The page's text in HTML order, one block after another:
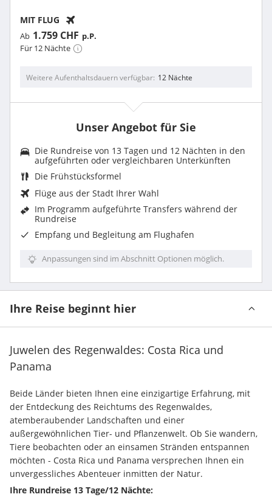
MIT FLUG
Ab 1.759 CHF p.P.
Für 12 Nächte
Weitere Aufenthaltsdauern verfügbar 12 Nächte
Unser Angebot für Sie
Die Rundreise von 13 Tagen und 12 Nächten in den
aufgeführten oder vergleichbaren Unterkünften
Die Frühstücksformel
Flüge aus der Stadt Ihrer Wahl
Im Programm aufgeführte Transfers während der
Rundreise
Empfang und Begleitung am Flughafen
Anpassungen sind im Abschnitt Optionen möglich.
Ihre Reise beginnt hier
Juwelen des Regenwaldes: Costa Rica und
Panama
Beide Länder bieten Ihnen eine einzigartige Erfahrung, mit
der Entdeckung des Reichtums des Regenwaldes,
atemberaubender Landschaften und einer
außergewöhnlichen Tier- und Pflanzenwelt. Ob Sie wandern,
Tiere beobachten oder an einsamen Stränden entspannen
möchten - Costa Rica und Panama versprechen Ihnen ein
unvergessliches Abenteuer inmitten der Natur.
Ihre Rundreise 13 Tage/12 Nächte: